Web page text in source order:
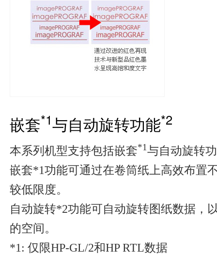
嵌套*1与自动旋转功能*2
本系列机型支持包括嵌套*1与自动旋转
嵌套*1功能可通过在卷筒纸上高效布置
较低限度。
自动旋转*2功能可自动旋转图纸数据，
的空间。
*1: 仅限HP-GL/2和HP RTL数据